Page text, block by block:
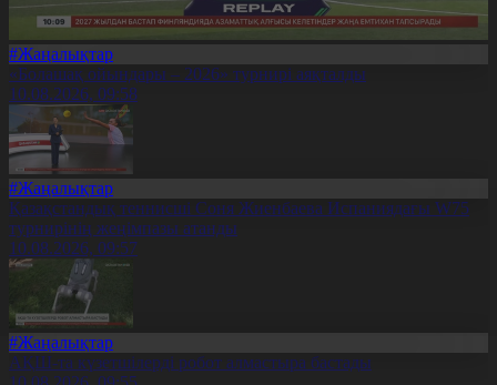
#Жаңалықтар
«Болашақ ойындары – 2026» турнирі аяқталды
10.08.2026, 09:58
#Жаңалықтар
Қазақстандық теннисші Соня Жиенбаева Испаниядағы W75
турнирінің жеңімпазы атанды
10.08.2026, 09:57
#Жаңалықтар
АҚШ-та күзетшілерді робот алмастыра бастады